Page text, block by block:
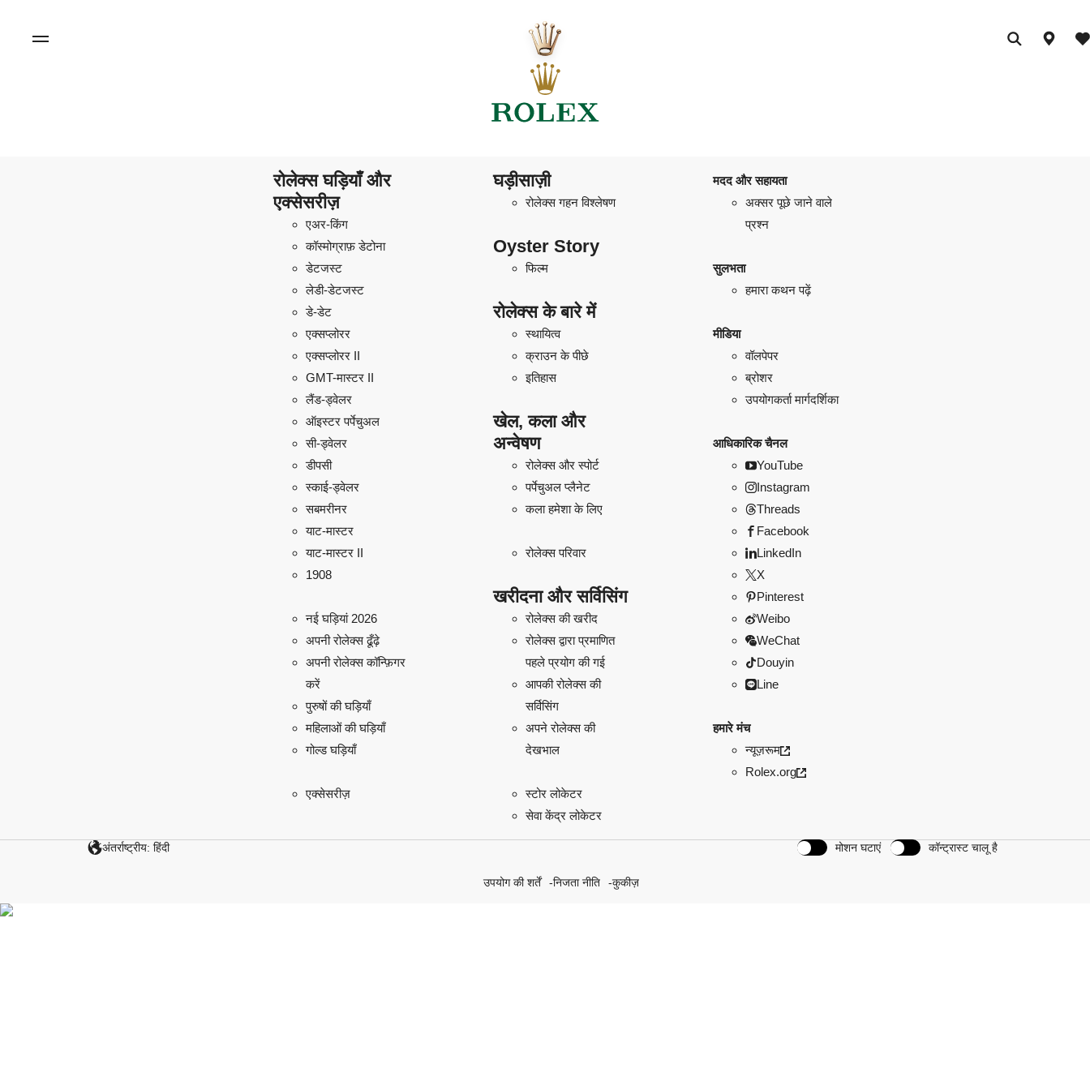
रोलेक्स घड़ियाँ और
एक्सेसरीज़
एअर-किंग
कॉस्मोग्राफ़ डेटोना
डेटजस्ट
लेडी-डेटजस्ट
डे-डेट
एक्सप्लोरर
एक्सप्लोरर II
GMT-मास्टर II
लैंड-ड्वेलर
ऑइस्टर पर्पेचुअल
सी-ड्वेलर
डीपसी
स्काई-ड्वेलर
सबमरीनर
याट-मास्टर
याट-मास्टर II
1908
नई घड़ियां 2026
अपनी रोलेक्स ढूँढ़े
अपनी रोलेक्स कॉन्फ़िगर
करें
पुरुषों की घड़ियाँ
महिलाओं की घड़ियाँ
गोल्ड घड़ियाँ
एक्सेसरीज़
घड़ीसाज़ी
रोलेक्स गहन विश्लेषण
Oyster Story
फिल्म
रोलेक्स के बारे में
स्थायित्व
क्राउन के पीछे
इतिहास
खेल, कला और
अन्वेषण
रोलेक्स और स्पोर्ट
पर्पेचुअल प्लैनेट
कला हमेशा के लिए
रोलेक्स परिवार
खरीदना और सर्विसिंग
रोलेक्स की खरीद
रोलेक्स द्वारा प्रमाणित
पहले प्रयोग की गई
आपकी रोलेक्स की
सर्विसिंग
अपने रोलेक्स की
देखभाल
स्टोर लोकेटर
सेवा केंद्र लोकेटर
मदद और सहायता
अक्सर पूछे जाने वाले
प्रश्न
सुलभता
हमारा कथन पढ़ें
मीडिया
वॉलपेपर
ब्रोशर
उपयोगकर्ता मार्गदर्शिका
आधिकारिक चैनल
YouTube
Instagram
Threads
Facebook
LinkedIn
X
Pinterest
Weibo
WeChat
Douyin
Line
हमारे मंच
न्यूज़रूम
Rolex.org
अंतर्राष्ट्रीय: हिंदी मोशन घटाएं कॉन्ट्रास्ट चालू है
उपयोग की शर्तें निजता नीति कुकीज़